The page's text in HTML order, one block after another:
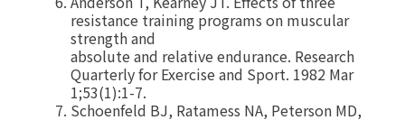
resistance training programs on muscular
strength and
absolute and relative endurance. Research
Quarterly for Exercise and Sport. 1982 Mar
1;53(1):1-7.
Schoenfeld BJ, Ratamess NA, Peterson MD,